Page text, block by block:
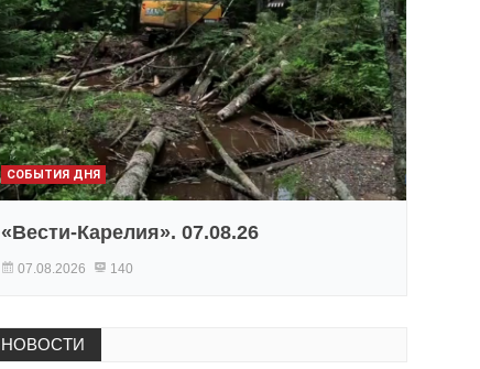
СОБЫТИЯ ДНЯ
«Вести-Карелия». 07.08.26
07.08.2026 140
НОВОСТИ